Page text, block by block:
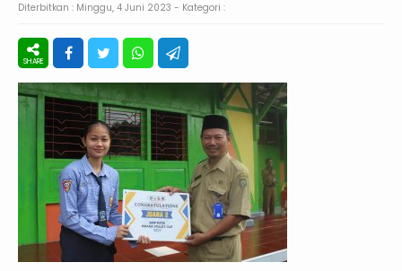
Diterbitkan : Minggu, 4 Juni 2023 - Kategori :